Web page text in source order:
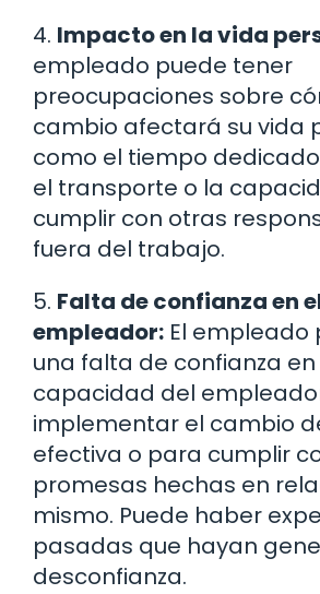
4. Impacto en la vida
empleado puede tener
preocupaciones sobre
cambio afectará su vida
como el tiempo
el transporte o la
cumplir con otras
fuera del trabajo.
5. Falta de confianza en
empleador: El empleado
una falta de confianza en
capacidad del
implementar el cambio
efectiva o para cumplir
promesas hechas en
mismo. Puede haber
pasadas que hayan
desconfianza.